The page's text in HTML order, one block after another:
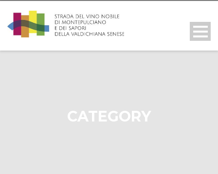
CATEGORY